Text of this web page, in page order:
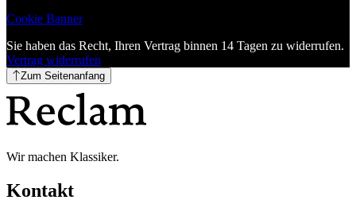
Cookie Banner
Sie haben das Recht, Ihren Vertrag binnen 14 Tagen zu widerrufen.
Vertrag widerrufen
Zum Seitenanfang
Wir machen Klassiker.
Kontakt